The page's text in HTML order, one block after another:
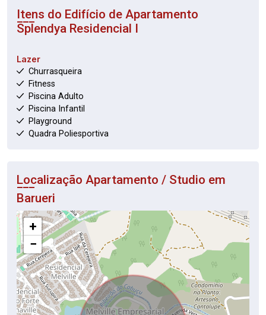
Itens do Edifício de Apartamento
Splendya Residencial I
Lazer
Churrasqueira
Fitness
Piscina Adulto
Piscina Infantil
Playground
Quadra Poliesportiva
Localização Apartamento / Studio em
Barueri
+
−